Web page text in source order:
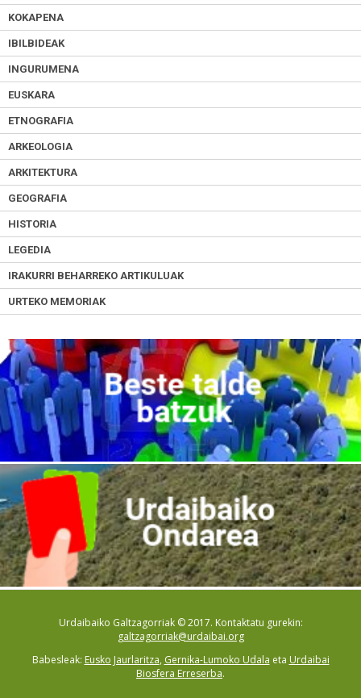
KOKAPENA
IBILBIDEAK
INGURUMENA
EUSKARA
ETNOGRAFIA
ARKEOLOGIA
ARKITEKTURA
GEOGRAFIA
HISTORIA
LEGEDIA
IRAKURRI BEHARREKO ARTIKULUAK
URTEKO MEMORIAK
Urdaibaiko Galtzagorriak © 2017. Kontaktatu gurekin:
galtzagorriak@urdaibai.org
Babesleak: Eusko Jaurlaritza, Gernika-Lumoko Udala eta Urdaibai
Biosfera Erreserba.